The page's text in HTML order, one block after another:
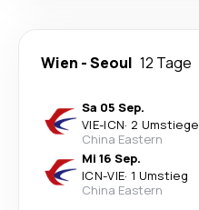
Wien -Seoul 12 Tage
Sa 05 Sep.
VIE-ICN· 2 Umstiege
China Eastern
Mi 16 Sep.
ICN-VIE· 1 Umstieg
China Eastern